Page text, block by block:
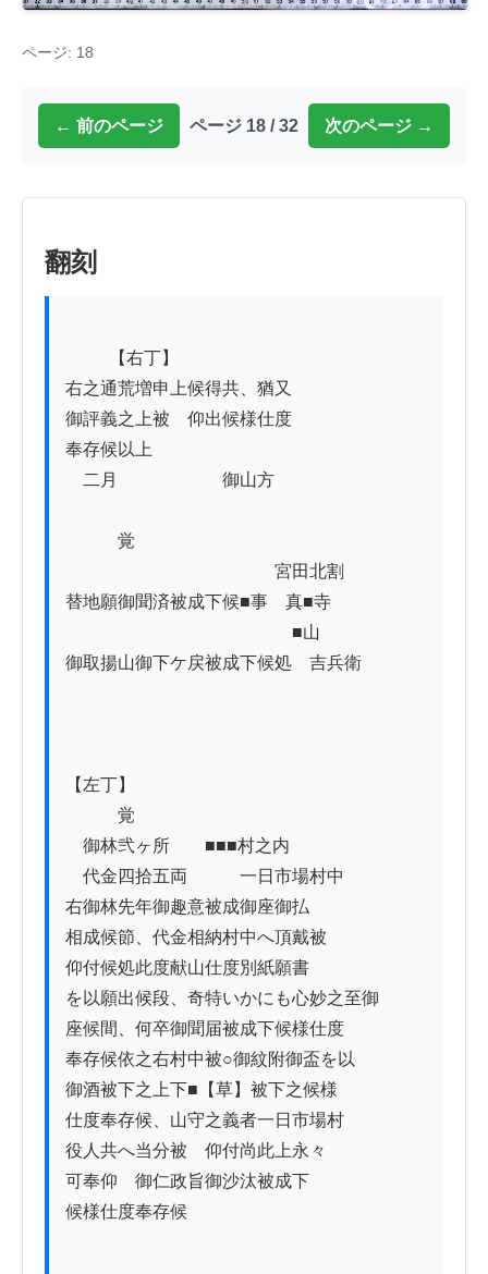
ページ: 18
← 前のページ ページ 18 / 32 次のページ →
翻刻
右之通荒増申上候得共、猶又
御評義之上被　仰出候様仕度
奉存候以上
二月　　　　　　御山方
覚
宮田北割
替地願御聞済被成下候■事　真■寺
■山
御取揚山御下ケ戻被成下候処　吉兵衛
【左丁】
覚
御林弐ヶ所　　■■■村之内
代金四拾五両　　　一日市場村中
右御林先年御趣意被成御座御払
相成候節、代金相納村中へ頂戴被
仰付候処此度献山仕度別紙願書
を以願出候段、奇特いかにも心妙之至御
座候間、何卒御聞届被成下候様仕度
奉存候依之右村中被○御紋附御盃を以
御酒被下之上下■【草】被下之候様
仕度奉存候、山守之義者一日市場村
役人共へ当分被　仰付尚此上永々
可奉仰　御仁政旨御沙汰被成下
候様仕度奉存候